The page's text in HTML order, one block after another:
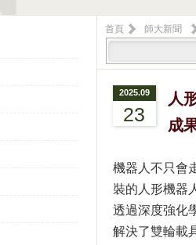
首頁 師大新聞
2025.09
23
人
成
機器人不只會
裝的人形機器
透過深度強化
解決了雙輪載